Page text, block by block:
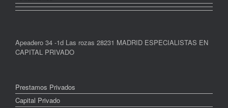
Apeadero 34 -1d Las rozas 28231 MADRID ESPECIALISTAS EN
CAPITAL PRIVADO
Prestamos Privados
Capital Privado